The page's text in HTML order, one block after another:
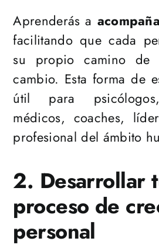
Aprenderás a
facilitando que cada
su propio camino de
cambio. Esta forma de
útil para
médicos, coaches,
profesional del ámbito
2. Desarrollar
proceso de
personal